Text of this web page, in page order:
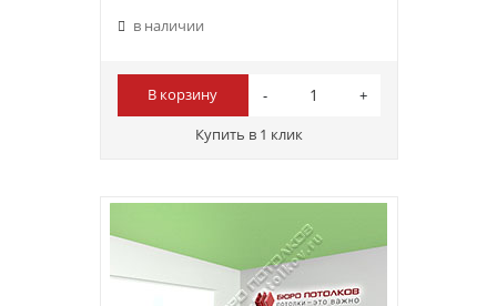
в наличии
В корзину
Купить в 1 клик